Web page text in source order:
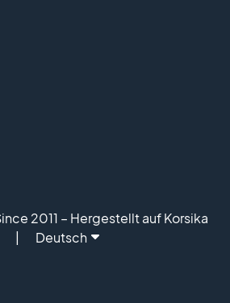
2011 – Hergestellt auf Korsika
Deutsch